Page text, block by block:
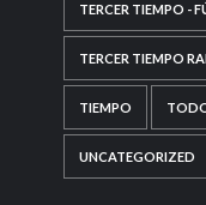
TERCER TIEMPO -
TERCER TIEMPO
TIEMPO
UNCATEGORIZED